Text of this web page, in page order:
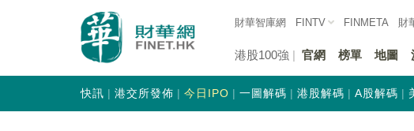
財華智庫網 FINTV FINMETA 財
港股100強 官網 榜單 地圖
快訊 港交所發佈 今日IPO 一圖解碼 港股解碼 A股解碼